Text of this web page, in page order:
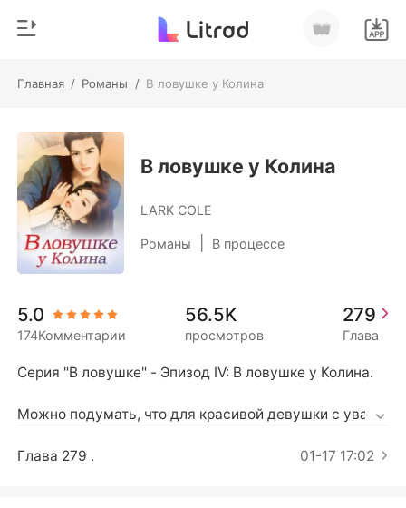
Главная / Романы / В ловушке у Колина
Пополнить
История чтения
Выйти
Скачать приложение
Жанр
Соврем
Оборотни
Романы
Миллиард
Короткие Рассказы
В ловушке у Колина
LARK COLE
Романы В процессе
5.0
174Комментарии
56.5K
просмотров
279
Глава
Серия "В ловушке" - Эпизод IV: В ловушке у Колина.
Можно подумать, что для красивой девушки с уважа
не менее, для Софии, ничто никогда не бывает так п
Глава 279 . 01-17 17:02